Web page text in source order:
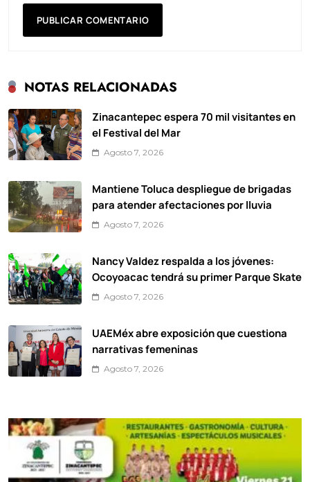
NOTAS RELACIONADAS
Zinacantepec espera 70 mil visitantes en
el Festival del Mar
Agosto 7, 2026
Mantiene Toluca despliegue de brigadas
para atender afectaciones por lluvia
Agosto 7, 2026
Nancy Valdez respalda a los jóvenes:
Ocoyoacac tendrá su primer Parque Skate
Agosto 7, 2026
UAEMéx abre exposición que cuestiona
narrativas femeninas
Agosto 7, 2026